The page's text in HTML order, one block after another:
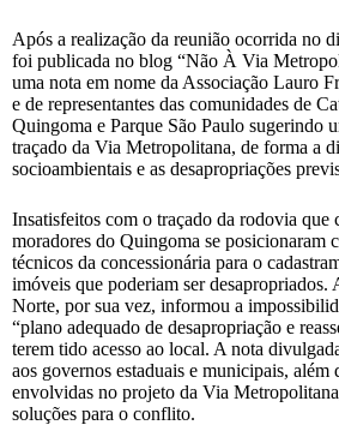
Após a realização da reunião ocorrida no
foi publicada no blog “Não À Via
uma nota em nome da Associação Lauro
e de representantes das comunidades de
Quingoma e Parque São Paulo sugerindo
traçado da Via Metropolitana, de forma a
socioambientais e as desapropriações
Insatisfeitos com o traçado da rodovia que
moradores do Quingoma se posicionaram
técnicos da concessionária para o
imóveis que poderiam ser desapropriados.
Norte, por sua vez, informou a
“plano adequado de desapropriação e
terem tido acesso ao local. A nota
aos governos estaduais e municipais, além
envolvidas no projeto da Via
soluções para o conflito.